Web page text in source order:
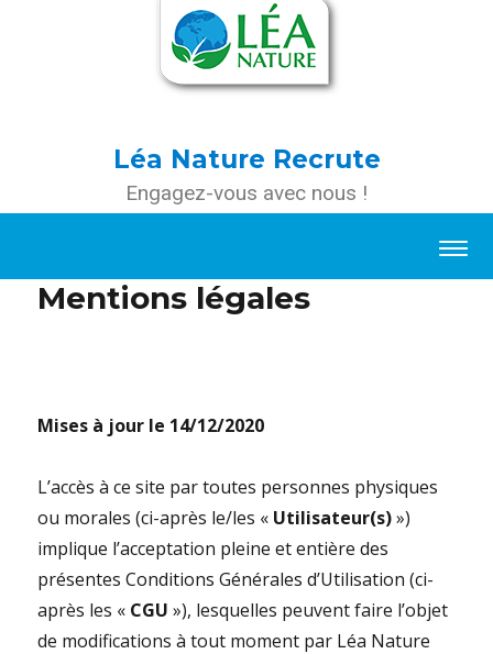
Léa Nature Recrute
Engagez-vous avec nous !
Mentions légales
Mises à jour le 14/12/2020
L’accès à ce site par toutes personnes physiques
ou morales (ci-après le/les « Utilisateur(s)»)
implique l’acceptation pleine et entière des
présentes Conditions Générales d’Utilisation (ci-
après les « CGU »), lesquelles peuvent faire l’objet
de modifications à tout moment par Léa Nature